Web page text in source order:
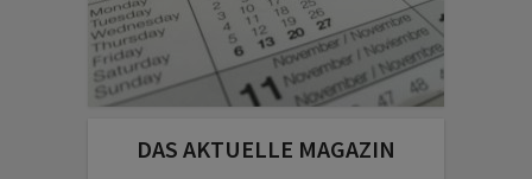
DAS AKTUELLE MAGAZIN